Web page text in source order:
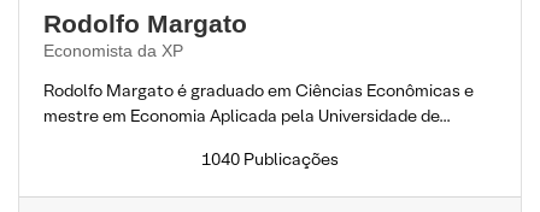
Rodolfo Margato
Economista da XP
Rodolfo Margato é graduado em Ciências Econômicas e
mestre em Economia Aplicada pela Universidade de...
1040 Publicações